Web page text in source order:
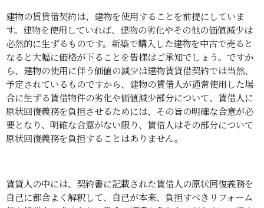
建物の賃貸借契約は、建物を使用することを前提にしていま
す。建物を使用していれば、建物の劣化やその他の価値減少は
必然的に生ずるものです。新築で購入した建物を中古で売ると
なると大幅に価格が下ることを皆様はご承知でしょう。ですか
ら、建物の使用に伴う価値の減少は建物賃貸借契約では当然、
予定されているものですから、建物の賃借人が通常使用した場
合に生ずる賃借物件の劣化や価値減少部分について、賃借人に
原状回復義務を負担させるためには、その旨の明確な合意が必
要となり、明確な合意がない限り、賃借人はその部分について
原状回復義務を負担することはありません。
賃貸人の中には、契約書に記載された賃借人の原状回復義務を
自己に都合よく解釈して、自己が本来、負担すべきリフォーム